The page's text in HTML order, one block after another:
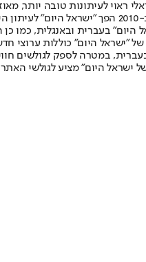
לעיתונות טובה יותר,
תשלום. המהדורה המודפסת הראשונה
"ישראל היום" כוללות ערוצי
בעברית, במטרה לספק
ישראל היום" מציע לגולשי